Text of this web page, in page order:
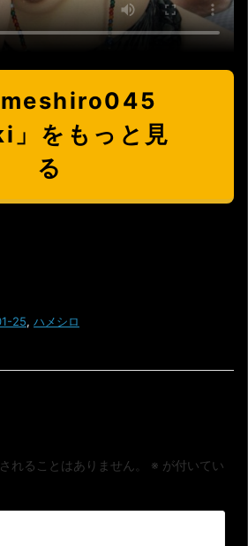
」をもっと見
る
25, ハメシロ
れることはありません。 ※ が付いてい